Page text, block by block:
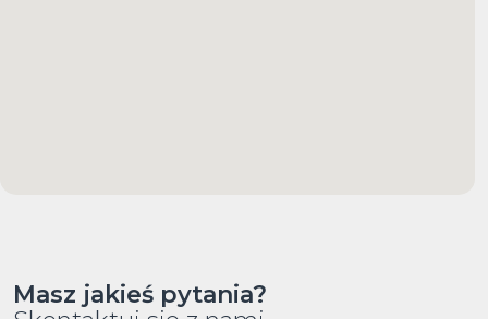
Masz jakieś pytania?